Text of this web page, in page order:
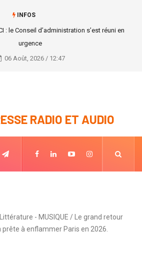
INFOS
nommée nouvelle cheffe du gouvernement
Britannique.
06 Août, 2026 / 12:47
RADIO ET AUDIO
- MUSIQUE / Le grand retour
prête à enflammer Paris en 2026.